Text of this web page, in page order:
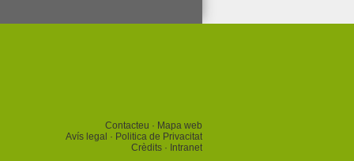
Contacteu
Mapa web
Avís legal
Politica de Privacitat
Crèdits
Intranet